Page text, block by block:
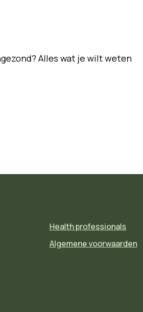
Health professionals
Algemene voorwaarden